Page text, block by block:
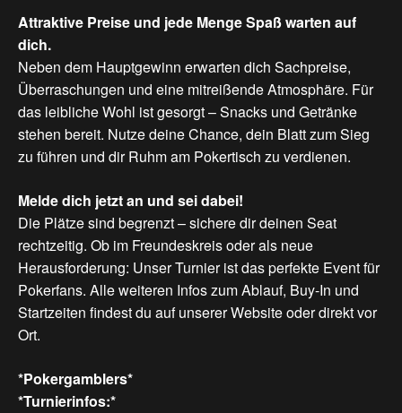
Attraktive Preise und jede MengeSpaßwarten auf
dich.
Neben dem Hauptgewinn erwarten dich Sachpreise,
Überraschungen und eine mitreißende Atmosphäre. Für
das leibliche Wohl ist gesorgt – Snacks und Getränke
stehen bereit. Nutze deine Chance, dein Blatt zum Sieg
zu führen und dir Ruhm am Pokertisch zu verdienen.
Meldedich jetztan und seidabei!
Die Plätze sind begrenzt – sichere dir deinen Seat
rechtzeitig. Ob im Freundeskreis oder als neue
Herausforderung: Unser Turnier ist das perfekte Event für
Pokerfans. Alle weiteren Infos zum Ablauf, Buy-In und
Startzeiten findest du auf unserer Website oder direkt vor
Ort.
*Pokergamblers*
*Turnierinfos:*